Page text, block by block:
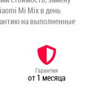
Mi Mix в день
на выполненные
Гарантия
от 1 месяца